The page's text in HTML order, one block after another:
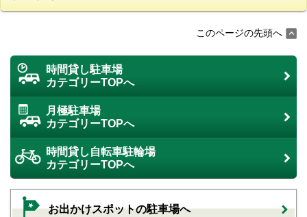
このページの先頭へ
時間貸し駐車場
カテゴリーTOPへ
月極駐車場
カテゴリーTOPへ
時間貸し自転車駐輪場
カテゴリーTOPへ
お出かけスポットの駐車場へ